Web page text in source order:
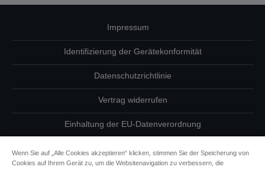
Impressum
Identifizierung der Gerätekonformität
Datenschutzrichtlinie
Vertrag widerrufen
Einhaltung der EU-Datenverordnung
Wenn Sie auf „Alle Cookies akzeptieren“ klicken, stimmen Sie der Speicherung von
Cookies auf Ihrem Gerät zu, um die Websitenavigation zu verbessern, die